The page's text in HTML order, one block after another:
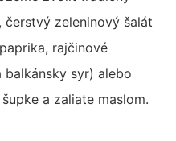
čerstvý zeleninový šalát
rajčinové
syr) alebo
a zaliate maslom.